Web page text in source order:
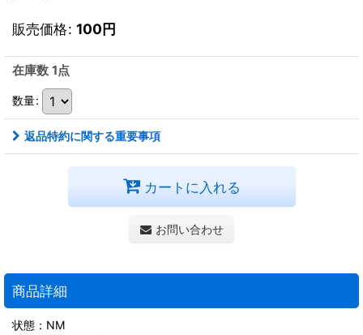
販売価格: 100円
在庫数 1点
数量:
返品特約に関する重要事項
カートに入れる
お問い合わせ
商品詳細
状態：NM